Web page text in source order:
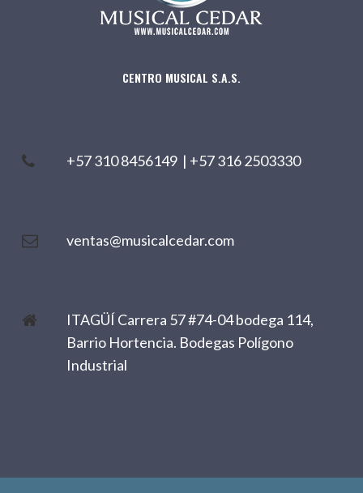
CENTRO MUSICAL S.A.S.
+57 310 8456149 | +57 316 2503330
ventas@musicalcedar.com
ITAGÜÍ Carrera 57 #74-04 bodega 114,
Barrio Hortencia. Bodegas Polígono
Industrial